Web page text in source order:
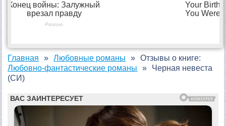
Главная
Любовные романы
Любовно-фантастические романы
Отзывы о книге:
Черная невеста
(СИ)